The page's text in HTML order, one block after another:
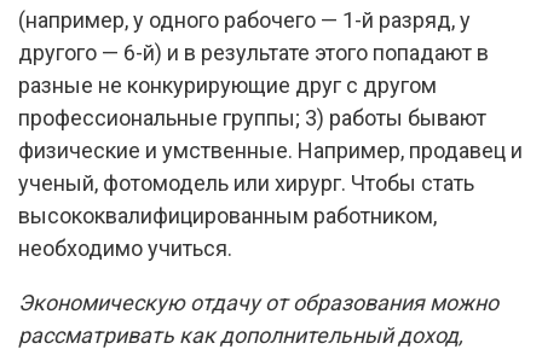
(например, у одного рабочего — 1-й разряд, у
другого — 6-й) и в результате этого попадают в
разные не конкурирующие друг с другом
профессиональные группы; 3) работы бывают
физические и умственные. Например, продавец и
ученый, фотомодель или хирург. Чтобы стать
высококвалифицированным работником,
необходимо учиться.
Экономическую отдачу от образования можно
рассматривать как дополнительный доход,